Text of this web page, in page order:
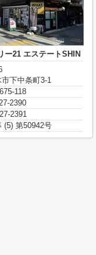
ー21 エステートSHIN
下中条町3-1
118
2390
2391
(5) 第50942号